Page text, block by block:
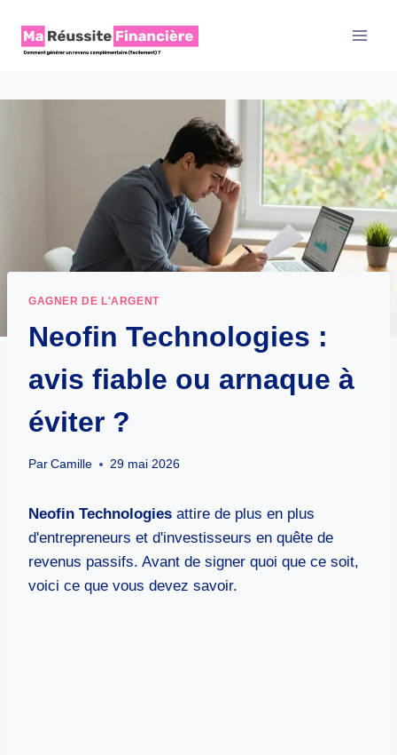
contenu
GAGNER DE L'ARGENT
Neofin Technologies :
avis fiable ou arnaque à
éviter ?
Par Camille 29 mai 2026
Neofin Technologies attire de plus en plus
d'entrepreneurs et d'investisseurs en quête de
revenus passifs. Avant de signer quoi que ce soit,
voici ce que vous devez savoir.